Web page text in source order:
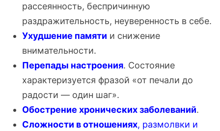
рассеянность, беспричинную
раздражительность, неуверенность в себе.
Ухудшение памяти и снижение
внимательности.
Перепады настроения. Состояние
характеризуется фразой «от печали до
радости — один шаг».
Обострение хронических заболеваний.
Сложности в отношениях, размолвки и